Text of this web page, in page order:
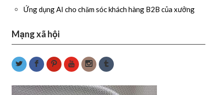
Ứng dụng AI cho chăm sóc khách hàng B2B của xưởng
Mạng xã hội